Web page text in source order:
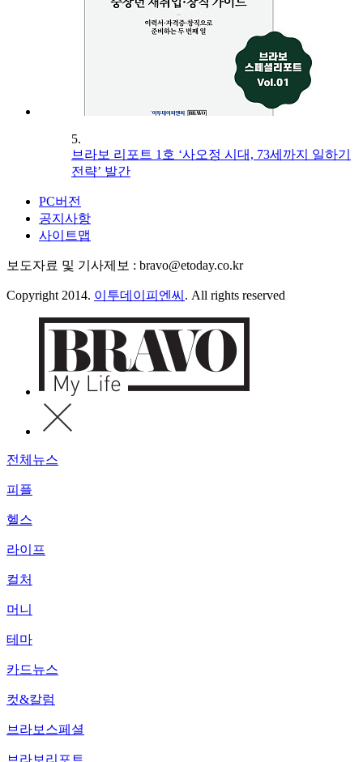
5.
브라보 리포트 1호 ‘사오정 시대, 73세까지 일하기
전략’ 발간
PC버전
공지사항
사이트맵
보도자료 및 기사제보 : bravo@etoday.co.kr
Copyright 2014. 이투데이피엔씨 . All rights reserved
전체뉴스
피플
헬스
라이프
컬처
머니
테마
카드뉴스
컷&칼럼
브라보스페셜